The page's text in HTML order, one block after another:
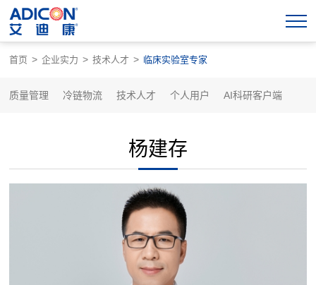
首页 > 企业实力 > 技术人才 > 临床实验室专家
质量管理 冷链物流 技术人才 个人用户 AI科研客户端
杨建存